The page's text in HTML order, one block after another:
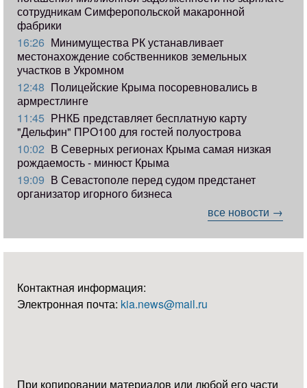
сотрудникам Симферопольской макаронной
фабрики
16:26 Минимущества РК устанавливает
местонахождение собственников земельных
участков в Укромном
12:48 Полицейские Крыма посоревновались в
армрестлинге
11:45 РНКБ представляет бесплатную карту
"Дельфин" ПРО100 для гостей полуострова
10:02 В Северных регионах Крыма самая низкая
рождаемость - минюст Крыма
19:09 В Севастополе перед судом предстанет
организатор игорного бизнеса
все новости →
Контактная информация:
Электронная почта: kia.news@mail.ru
При копировании материалов или любой его части